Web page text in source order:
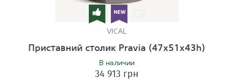
VICAL
Приставний столик Pravia (47x51x43h)
В наличии
34 913 грн